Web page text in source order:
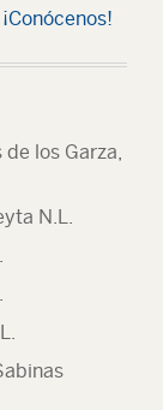
los Garza,
N.L.